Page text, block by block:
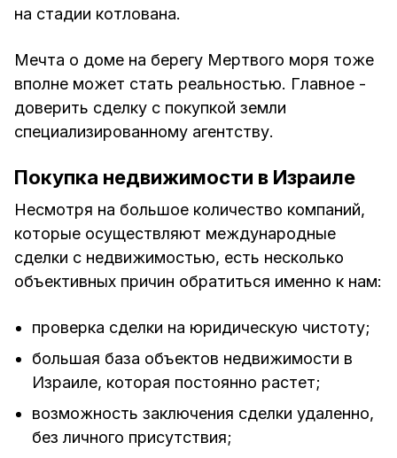
на стадии котлована.
Мечта о доме на берегу Мертвого моря тоже
вполне может стать реальностью. Главное -
доверить сделку с покупкой земли
специализированному агентству.
Покупка недвижимости в Израиле
Несмотря на большое количество компаний,
которые осуществляют международные
сделки с недвижимостью, есть несколько
объективных причин обратиться именно к нам:
проверка сделки на юридическую чистоту;
большая база объектов недвижимости в
Израиле, которая постоянно растет;
возможность заключения сделки удаленно,
без личного присутствия;